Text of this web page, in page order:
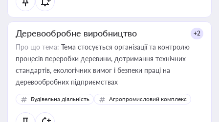
Деревообробне виробництво +2
Про що тема: Тема стосується організації та контролю
процесів переробки деревини, дотримання технічних
стандартів, екологічних вимог і безпеки праці на
деревообробних підприємствах
Будівельна діяльність Агропромисловий комплекс